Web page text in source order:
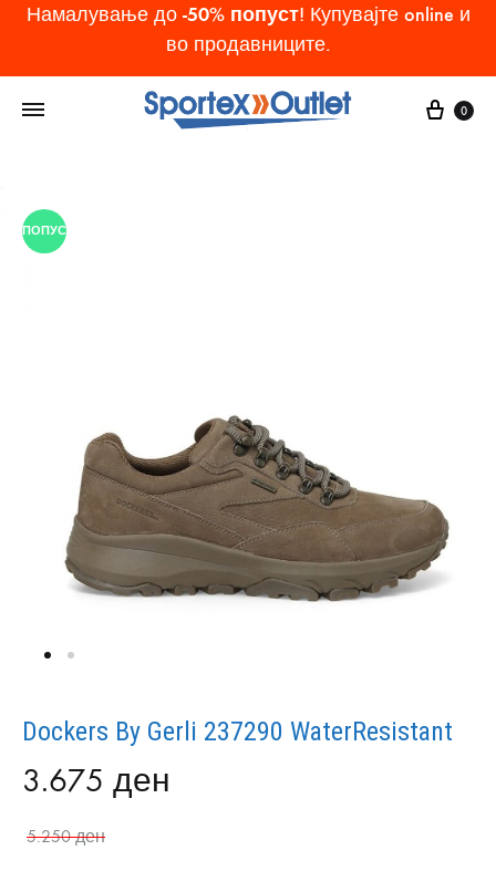
Намалување до -50% попуст! Купувајте online и
во продавниците.
Cart
0
ПОПУСТ
Dockers By Gerli 237290 WaterResistant
3.675 ден
5.250ден